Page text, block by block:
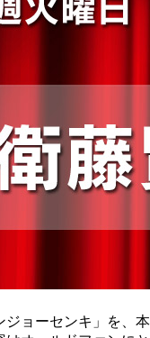
ジョーセンキ」を、本